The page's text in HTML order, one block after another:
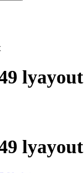
lyayout
lyayout